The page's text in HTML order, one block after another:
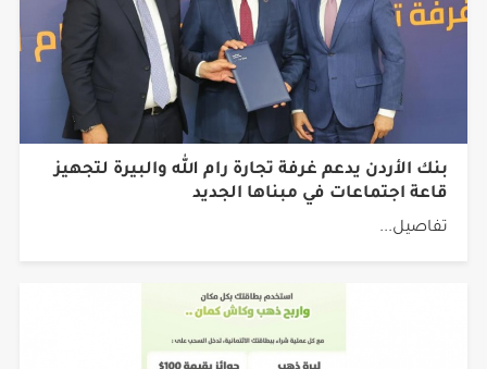
بنك الأردن يدعم غرفة تجارة رام الله والبيرة لتجهيز
قاعة اجتماعات في مبناها الجديد
تفاصيل...